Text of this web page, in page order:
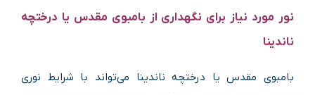
نور مورد نیاز برای نگهداری از بامبوی مقدس یا درختچه
ناندینا
بامبوی مقدس یا درختچه ناندینا می‌تواند با شرایط نوری